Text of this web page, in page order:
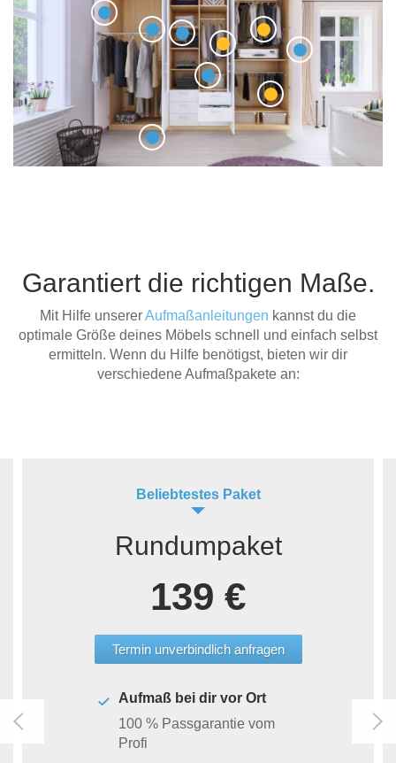
Garantiert die richtigen Maße.
Mit Hilfe unsererAufmaßanleitungen kannst du die
optimale Größe deines Möbels schnell und einfach selbst
ermitteln. Wenn du Hilfe benötigst, bieten wir dir
verschiedene Aufmaßpakete an:
Beliebtestes Paket
Rundumpaket
139 €
Termin unverbindlich anfragen
Aufmaß bei dir vor Ort
100 % Passgarantie vom
Profi